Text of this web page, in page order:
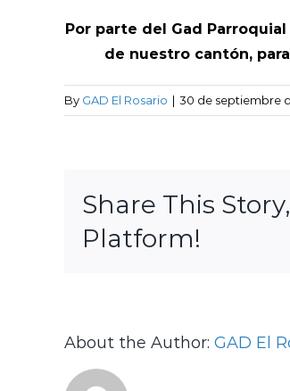
Por parte del Gad
de nuestro cantón,
By GAD El Rosario | 30 de septiembre
Share This
Platform!
About the Author: GAD El